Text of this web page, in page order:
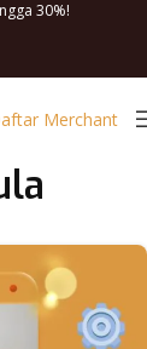
30%!
Merchant